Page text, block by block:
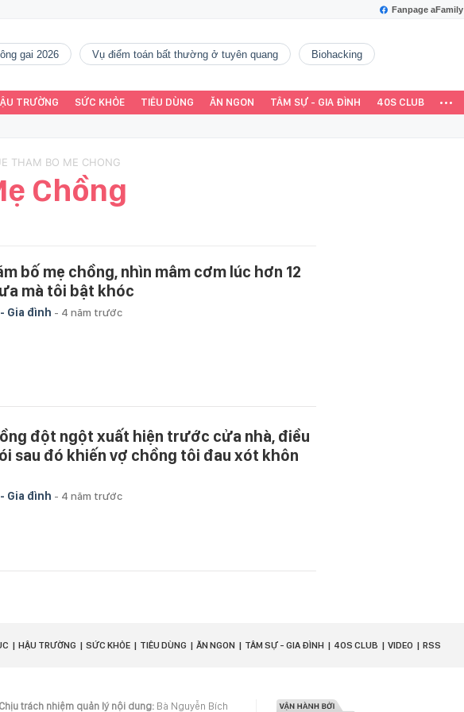
Fanpage aFamily
gai 2026 vụ điểm toán bất thường ở tuyên quang Biohacking
TRƯỜNG SỨC KHỎE TIÊU DÙNG ĂN NGON TÂM SỰ - GIA ĐÌNH 40S CLUB
THAM BO ME CHONG
Chồng
bố mẹ chồng, nhìn mâm cơm lúc hơn 12
mà tôi bật khóc
Gia đình - 4 năm trước
đột ngột xuất hiện trước cửa nhà, điều
sau đó khiến vợ chồng tôi đau xót khôn
Gia đình - 4 năm trước
HẬU TRƯỜNG SỨC KHỎE TIÊU DÙNG ĂN NGON TÂM SỰ - GIA ĐÌNH 40S CLUB VIDEO RSS
Chịu trách nhiệm quản lý nội dung: Bà Nguyễn Bích